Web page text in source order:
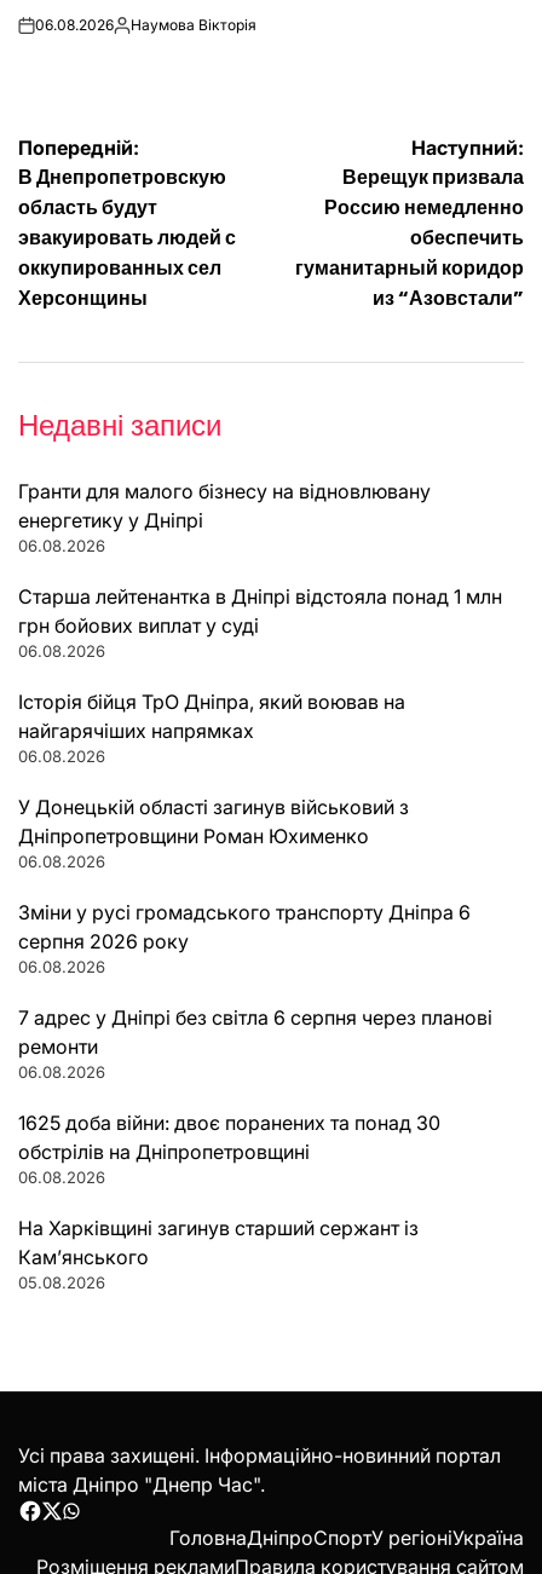
on06.08.2026Опубліковано
Наумова Вікторія
Навігація
записів
Попередній:
В Днепропетровскую
область будут
эвакуировать людей с
оккупированных сел
Херсонщины
Наступний:
Верещук призвала
Россию немедленно
обеспечить
гуманитарный коридор
из “Азовстали”
Недавні записи
Гранти для малого бізнесу на відновлювану
енергетику у Дніпрі
06.08.2026
Старша лейтенантка в Дніпрі відстояла понад 1 млн
грн бойових виплат у суді
06.08.2026
Історія бійця ТрО Дніпра, який воював на
найгарячіших напрямках
06.08.2026
У Донецькій області загинув військовий з
Дніпропетровщини Роман Юхименко
06.08.2026
Зміни у русі громадського транспорту Дніпра 6
серпня 2026 року
06.08.2026
7 адрес у Дніпрі без світла 6 серпня через планові
ремонти
06.08.2026
1625 доба війни: двоє поранених та понад 30
обстрілів на Дніпропетровщині
06.08.2026
На Харківщині загинув старший сержант із
Кам’янського
05.08.2026
Усі права захищені. Інформаційно-новинний портал
міста Дніпро "Днепр Час".
Facebook
Twitter
WhatsApp
ГоловнаДніпроСпортУ регіоніУкраїна
Розміщення рекламиПравила користування сайтом